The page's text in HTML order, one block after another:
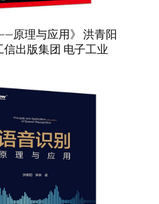
原理与应用》 洪青阳
信出版集团 电子工业